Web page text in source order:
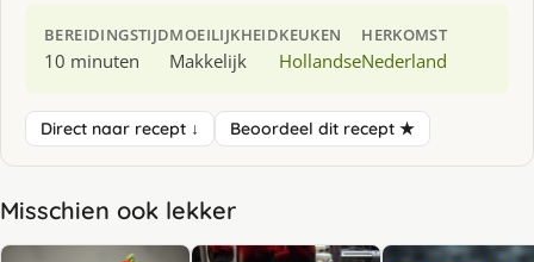
BEREIDINGSTIJD
10 minuten
MOEILIJKHEID
Makkelijk
KEUKEN
Hollandse
HERKOMST
Nederland
Direct naar recept ↓ Beoordeel dit recept ★
Misschien ook lekker